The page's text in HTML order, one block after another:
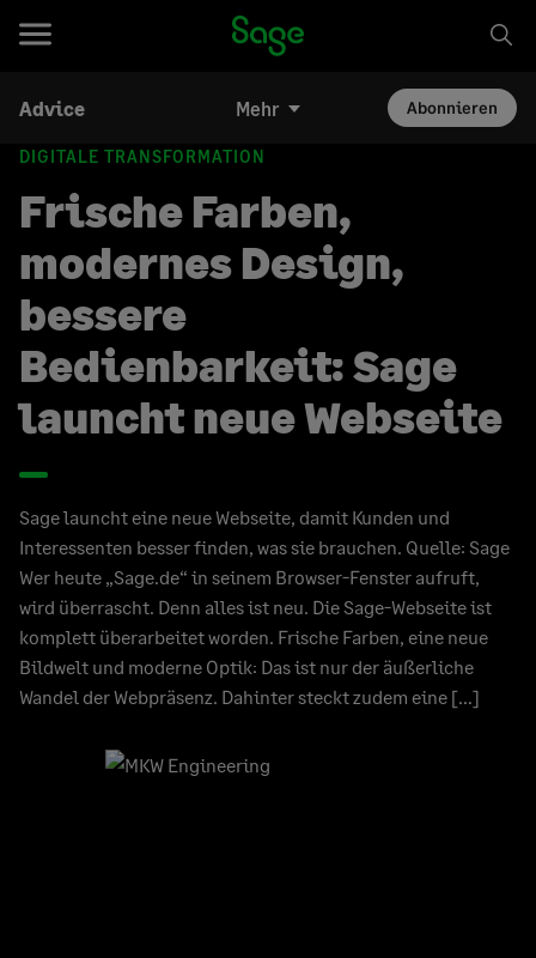
Advice Mehr Abonnieren
DIGITALE TRANSFORMATION
Frische Farben,
modernes Design,
bessere
Bedienbarkeit: Sage
launcht neue Webseite
Sage launcht eine neue Webseite, damit Kunden und
Interessenten besser finden, was sie brauchen. Quelle: Sage
Wer heute „Sage.de“ in seinem Browser-Fenster aufruft,
wird überrascht. Denn alles ist neu. Die Sage-Webseite ist
komplett überarbeitet worden. Frische Farben, eine neue
Bildwelt und moderne Optik: Das ist nur der äußerliche
Wandel der Webpräsenz. Dahinter steckt zudem eine […]